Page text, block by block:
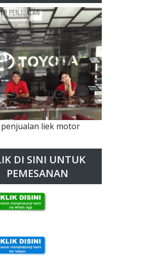
liek motor
DI SINI UNTUK
PEMESANAN